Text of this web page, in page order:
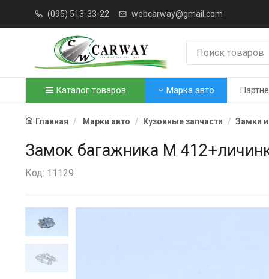
(095) 513-33-22 webcarway@gmail.com
Каталог товаров Марка авто
Главная Марки авто Кузовные запчасти Замки
Замок багажника М
Код: 11129